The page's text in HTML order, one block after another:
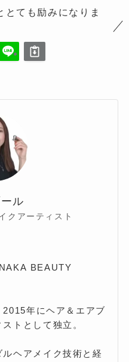
とても励みになりま
ル
クアーティスト
BEAUTY
年にヘア＆エアブ
トとして独立。
ヘアメイク技術と経